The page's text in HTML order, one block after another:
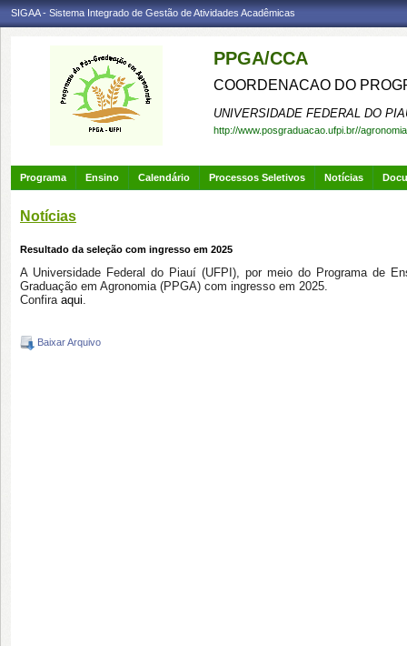
SIGAA - Sistema Integrado de Gestão de Atividades Acadêmicas
PPGA/CCA
COORDENACAO DO
UNIVERSIDADE FEDERAL DO
http://www.posgraduacao.ufpi.br//agronomia
Programa Ensino Calendário Processos Seletivos Notícias
Notícias
Resultado da seleção com ingresso em 2025
A Universidade Federal do Piauí (UFPI), por meio do Programa de
Graduação em Agronomia (PPGA) com ingresso em 2025.
Confira aqui.
Baixar Arquivo